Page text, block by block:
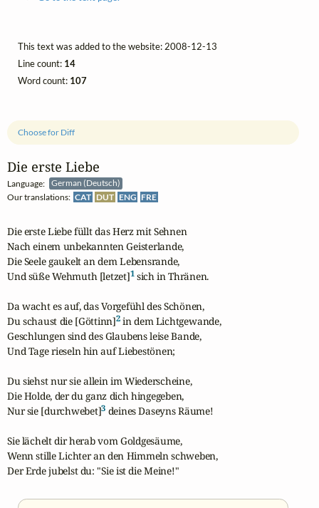
Die erste Liebe
Language:
German (Deutsch)
Our translations: CAT DUT ENG FRE
Choose for Diff
Die erste Liebe füllt das Herz mit Sehnen
Nach einem unbekannten Geisterlande,
Die Seele gaukelt an dem Lebensrande,
Und süße Wehmuth [letzet]1 sich in Thränen.
Da wacht es auf, das Vorgefühl des Schönen,
Du schaust die [Göttinn]2 in dem Lichtgewande,
Geschlungen sind des Glaubens leise Bande,
Und Tage rieseln hin auf Liebestönen;
Du siehst nur sie allein im Wiederscheine,
Die Holde, der du ganz dich hingegeben,
Nur sie [durchwebet]3 deines Daseyns Räume!
Sie lächelt dir herab vom Goldgesäume,
Wenn stille Lichter an den Himmeln schweben,
Der Erde jubelst du: "Sie ist die Meine!"
This text was added to the website: 2008-12-13
Line count: 14
Word count: 107